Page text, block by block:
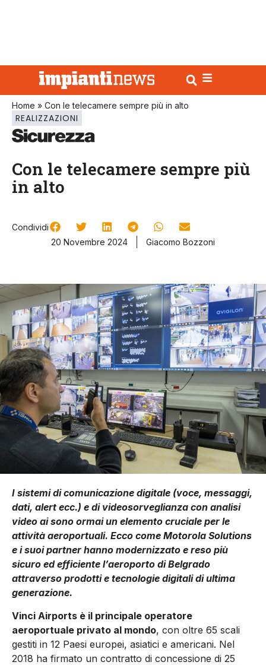
Home » Con le telecamere sempre più in alto
REALIZZAZIONI
Con le telecamere sempre più
in alto
Condividi
20 Novembre 2024
Giacomo Bozzoni
I sistemi di comunicazione digitale (voce, messaggi,
dati, alert ecc.) e di videosorveglianza con analisi
video ai sono ormai un elemento cruciale per le
attività aeroportuali. Ecco come Motorola Solutions
e i suoi partner hanno modernizzato e reso più
sicuro ed efficiente l’aeroporto di Belgrado
attraverso prodotti e tecnologie digitali di ultima
generazione.
Vinci Airports è il principale operatore
aeroportuale privato al mondo, con oltre 65 scali
gestiti in 12 Paesi europei, asiatici e americani. Nel
2018 ha firmato un contratto di concessione di 25